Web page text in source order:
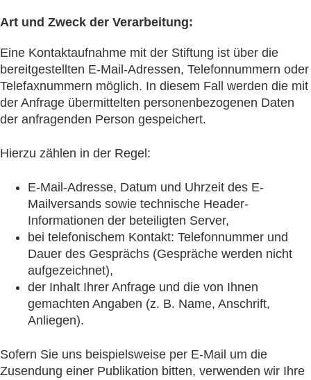
Art und Zweck der Verarbeitung:
Eine Kontaktaufnahme mit der Stiftung ist über die
bereitgestellten E-Mail-Adressen, Telefonnummern oder
Telefaxnummern möglich. In diesem Fall werden die mit
der Anfrage übermittelten personenbezogenen Daten
der anfragenden Person gespeichert.
Hierzu zählen in der Regel:
E-Mail-Adresse, Datum und Uhrzeit des E-
Mailversands sowie technische Header-
Informationen der beteiligten Server,
bei telefonischem Kontakt: Telefonnummer und
Dauer des Gesprächs (Gespräche werden nicht
aufgezeichnet),
der Inhalt Ihrer Anfrage und die von Ihnen
gemachten Angaben (z. B. Name, Anschrift,
Anliegen).
Sofern Sie uns beispielsweise per E-Mail um die
Zusendung einer Publikation bitten, verwenden wir Ihre